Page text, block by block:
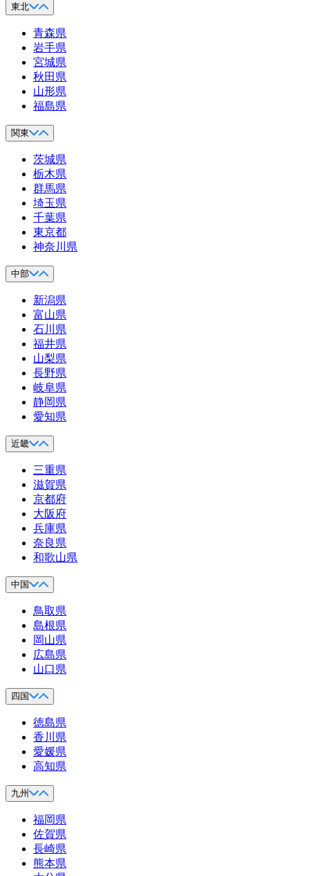
東北
青森県
岩手県
宮城県
秋田県
山形県
福島県
関東
茨城県
栃木県
群馬県
埼玉県
千葉県
東京都
神奈川県
中部
新潟県
富山県
石川県
福井県
山梨県
長野県
岐阜県
静岡県
愛知県
近畿
三重県
滋賀県
京都府
大阪府
兵庫県
奈良県
和歌山県
中国
鳥取県
島根県
岡山県
広島県
山口県
四国
徳島県
香川県
愛媛県
高知県
九州
福岡県
佐賀県
長崎県
熊本県